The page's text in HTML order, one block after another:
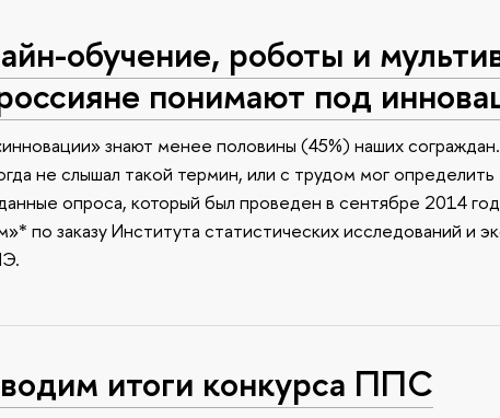
обучение, роботы и
понимают под
знают менее половины (45%) наших
не слышал такой термин, или с трудом мог определить
опроса, который был проведен в сентябре 2014
по заказу Института статистических исследований и
итоги конкурса ППС